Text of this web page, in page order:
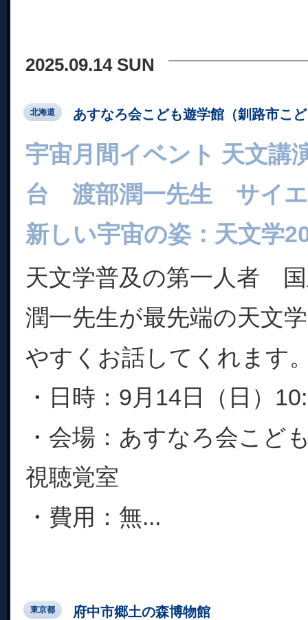
2025.09.14 SUN
北海道 あすなろ会こども遊学館（釧路市こ
宇宙月間イベント 天文講
台 渡部潤一先生 サイエ
新しい宇宙の姿：天文学
天文学普及の第一人者
潤一先生が最先端の天文
やすくお話してくれます
・日時：9月14日（日）
・会場：あすなろ会こ
視聴覚室
・費用：無...
東京都 府中市郷土の森博物館